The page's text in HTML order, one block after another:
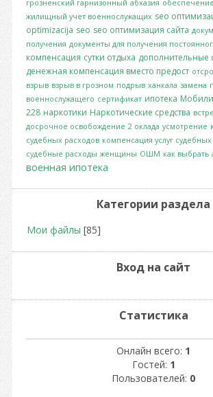
грозненский гарнизонный абхазия
жилищный учет военнослужащих seo
optimizacija seo seo оптимизация сайта
получения документы для получения
компенсация сутки отдыха дополнительные
денежная компенсация вместо предост
взрыв взрыв в грозном подрыв ханкала замена
военнослужащего сертификат ипотека
228 наркотики Наркотические средства
досрочное освобождение 2 оклада усмотрение
судебных расходов компенсация услуг
судебные расходы женщины ОШМ как выбрать
военная ипотека
Категории раздела
Мои файлы [85]
Вход на сайт
Статистика
Онлайн всего: 1
Гостей: 1
Пользователей: 0